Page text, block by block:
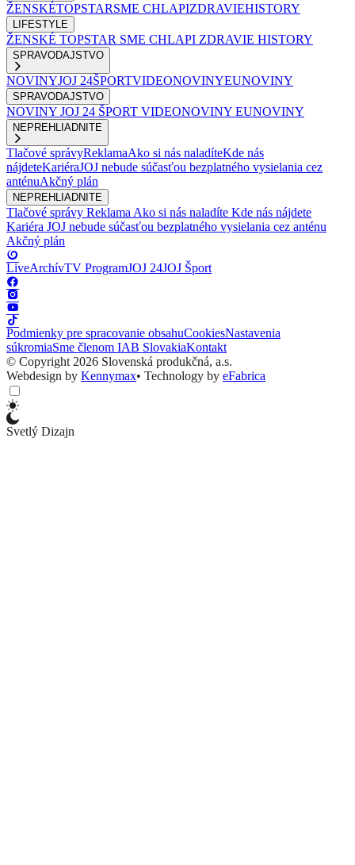
ŽENSKÉTOPSTARSME CHLAPIZDRAVIEHISTORY
LIFESTYLE
ŽENSKÉ TOPSTAR SME CHLAPI ZDRAVIE HISTORY
SPRAVODAJSTVO
NOVINYJOJ 24ŠPORTVIDEONOVINYEUNOVINY
SPRAVODAJSTVO
NOVINY JOJ 24 ŠPORT VIDEONOVINY EUNOVINY
NEPREHLIADNITE
Tlačové správyReklamaAko si nás naladíteKde nás
nájdeteKariéraJOJ nebude súčasťou bezplatného vysielania cez
anténuAkčný plán
NEPREHLIADNITE
Tlačové správy Reklama Ako si nás naladíte Kde nás nájdete
Kariéra JOJ nebude súčasťou bezplatného vysielania cez anténu
Akčný plán
LiveArchívTV ProgramJOJ 24JOJ Šport
Podmienky pre spracovanie obsahuCookiesNastavenia
súkromiaSme členom IAB SlovakiaKontakt
© Copyright 2026 Slovenská produkčná, a.s.
Webdesign by Kennymax• Technology by eFabrica
Svetlý Dizajn